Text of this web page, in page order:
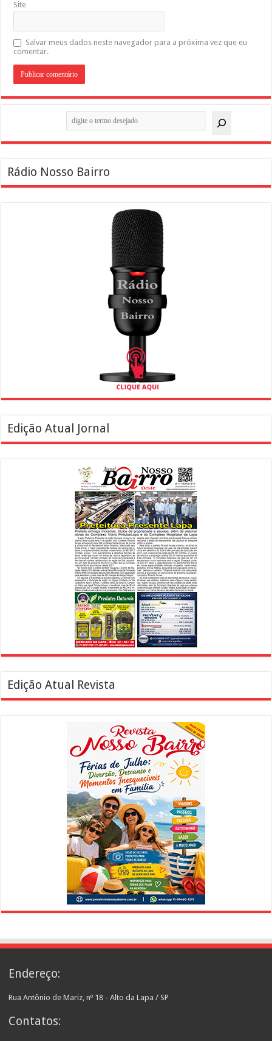
Site
Salvar meus dados neste navegador para a próxima vez que eu
comentar.
Rádio Nosso Bairro
Edição Atual Jornal
Edição Atual Revista
Endereço:
Rua Antônio de Mariz, nº 18 - Alto da Lapa / SP
Contatos: